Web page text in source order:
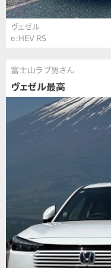
ヴェゼル
e:HEV RS
富士山ラブ男さん
ヴェゼル最高